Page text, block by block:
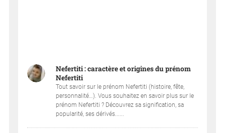
Nefertiti : caractère et origines du prénom
Nefertiti
Tout savoir sur le prénom Nefertiti (histoire, fête,
personnalité…). Vous souhaitez en savoir plus sur le
prénom Nefertiti ? Découvrez sa signification, sa
popularité, ses dérivés......